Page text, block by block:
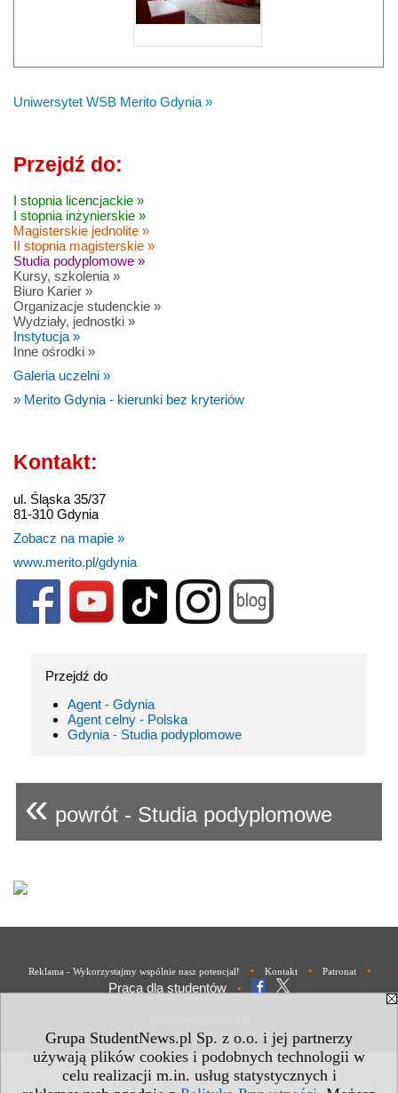
Grupa StudentNews.pl Sp. z o.o. i jej partnerzy
używają plików cookies i podobnych technologii w
celu realizacji m.in. usług statystycznych i
Uniwersytet WSB Merito Gdynia »
Przejdź do:
I stopnia licencjackie »
I stopnia inżynierskie »
Magisterskie jednolite »
II stopnia magisterskie »
Studia podyplomowe »
Kursy, szkolenia »
Biuro Karier »
Organizacje studenckie »
Wydziały, jednostki »
Instytucja »
Inne ośrodki »
Galeria uczelni »
» Merito Gdynia - kierunki bez kryteriów
Kontakt:
ul. Śląska 35/37
81-310 Gdynia
Zobacz na mapie »
www.merito.pl/gdynia
Przejdź do
Agent - Gdynia
Agent celny - Polska
Gdynia - Studia podyplomowe
« powrót - Studia podyplomowe
Reklama - Wykorzystajmy wspólnie nasz potencjał! • Kontakt • Patronat •
Praca dla studentów •